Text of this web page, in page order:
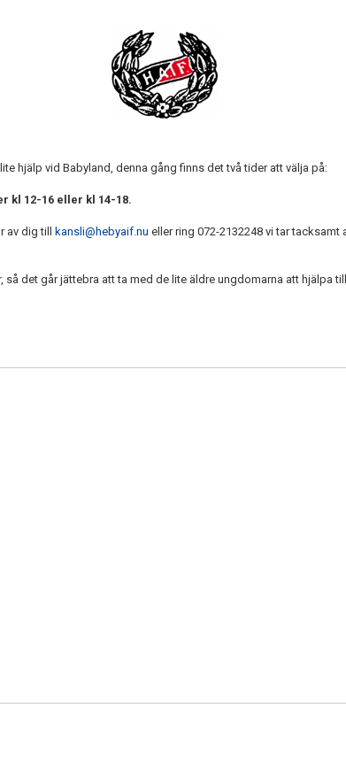
hjälp vid Babyland, denna gång finns det två tider att välja på:
kl 12-16 eller kl 14-18.
av dig till kansli@hebyaif.nu eller ring 072-2132248 vi tar tacksamt
så det går jättebra att ta med de lite äldre ungdomarna att hjälpa till.